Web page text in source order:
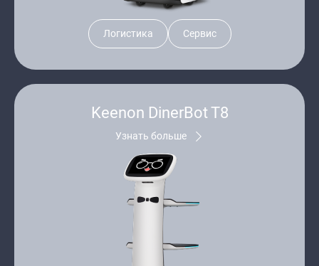
Логистика Сервис
Keenon DinerBot T8
Узнать больше